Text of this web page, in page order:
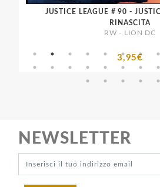
JUSTICE LEAGUE # 90 - JUSTICE LEAGUE 32 -
RINASCITA
RW - LION DC
3,95€
NEWSLETTER